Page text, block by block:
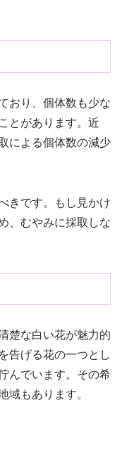
おり、個体数も少な
とがあります。近
による個体数の減少
きです。もし見かけ
、むやみに採取しな
楚な白い花が魅力的
告げる花の一つとし
んでいます。その希
域もあります。